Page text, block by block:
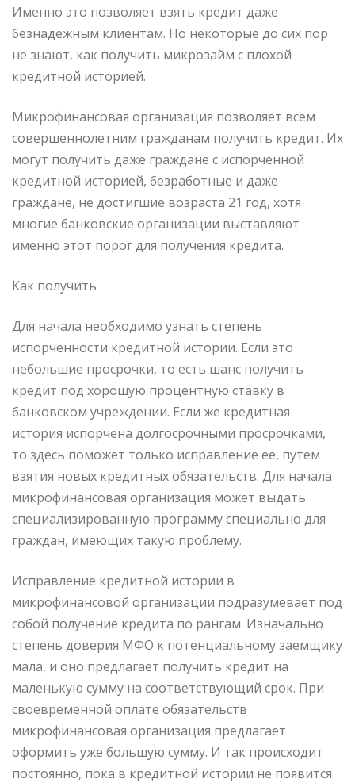
Именно это позволяет взять кредит даже
безнадежным клиентам. Но некоторые до сих пор
не знают, как получить микрозайм с плохой
кредитной историей.
Микрофинансовая организация позволяет всем
совершеннолетним гражданам получить кредит. Их
могут получить даже граждане с испорченной
кредитной историей, безработные и даже
граждане, не достигшие возраста 21 год, хотя
многие банковские организации выставляют
именно этот порог для получения кредита.
Как получить
Для начала необходимо узнать степень
испорченности кредитной истории. Если это
небольшие просрочки, то есть шанс получить
кредит под хорошую процентную ставку в
банковском учреждении. Если же кредитная
история испорчена долгосрочными просрочками,
то здесь поможет только исправление ее, путем
взятия новых кредитных обязательств. Для начала
микрофинансовая организация может выдать
специализированную программу специально для
граждан, имеющих такую проблему.
Исправление кредитной истории в
микрофинансовой организации подразумевает под
собой получение кредита по рангам. Изначально
степень доверия МФО к потенциальному заемщику
мала, и оно предлагает получить кредит на
маленькую сумму на соответствующий срок. При
своевременной оплате обязательств
микрофинансовая организация предлагает
оформить уже большую сумму. И так происходит
постоянно, пока в кредитной истории не появится